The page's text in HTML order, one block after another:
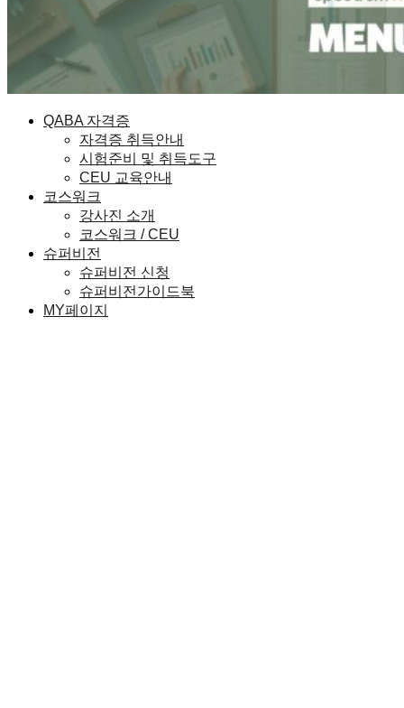
QABA 자격증
자격증 취득안내
시험준비 및 취득도구
CEU 교육안내
코스워크
강사진 소개
코스워크 / CEU
슈퍼비전
슈퍼비전 신청
슈퍼비전가이드북
MY페이지